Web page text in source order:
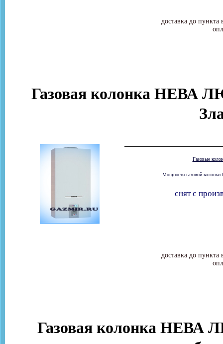
доставка до
Газовая колонка НЕВА
Газовые
Мощности газовой
доставка до
снят с
Газовая колонка НЕВА